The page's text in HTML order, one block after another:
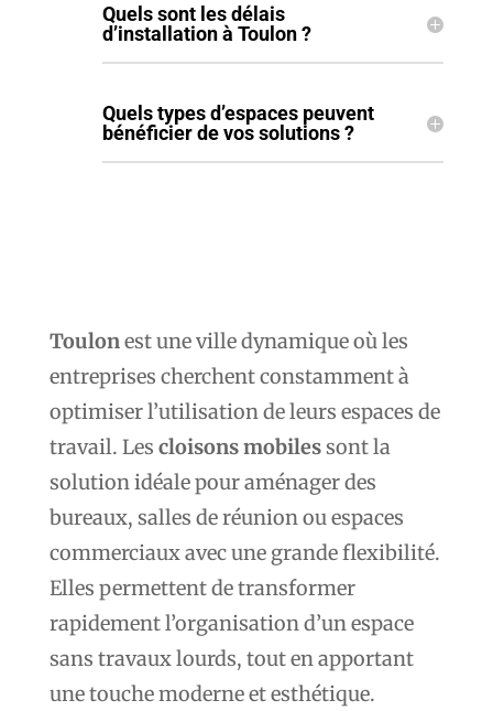
Quels sont les délais
d’installation à Toulon ?
Quels types d’espaces peuvent
bénéficier de vos solutions ?
Toulonest une ville dynamique où les
entreprises cherchent constamment à
optimiser l’utilisation de leurs espaces de
travail. Les cloisons mobilessont la
solution idéale pour aménager des
bureaux, salles de réunion ou espaces
commerciaux avec une grande flexibilité.
Elles permettent de transformer
rapidement l’organisation d’un espace
sans travaux lourds, tout en apportant
une touche moderne et esthétique.